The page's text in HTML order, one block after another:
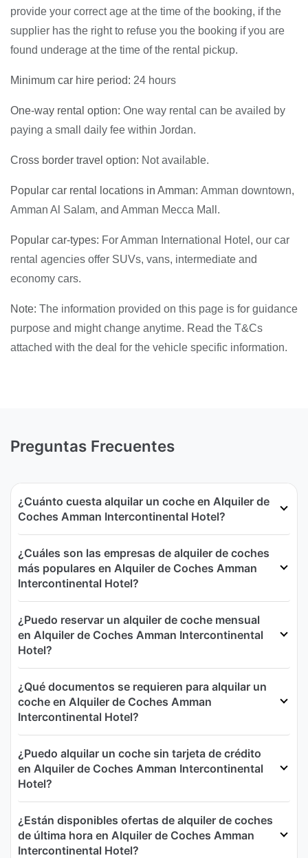
provide your correct age at the time of the booking, if the
supplier has the right to refuse you the booking if you are
found underage at the time of the rental pickup.
Minimum car hire period: 24 hours
One-way rental option: One way rental can be availed by
paying a small daily fee within Jordan.
Cross border travel option: Not available.
Popular car rental locations in Amman: Amman downtown,
Amman Al Salam, and Amman Mecca Mall.
Popular car-types: For Amman International Hotel, our car
rental agencies offer SUVs, vans, intermediate and
economy cars.
Note: The information provided on this page is for guidance
purpose and might change anytime. Read the T&Cs
attached with the deal for the vehicle specific information.
Preguntas Frecuentes
¿Cuánto cuesta alquilar un coche en Alquiler de
Coches Amman Intercontinental Hotel?
¿Cuáles son las empresas de alquiler de coches
más populares en Alquiler de Coches Amman
Intercontinental Hotel?
¿Puedo reservar un alquiler de coche mensual
en Alquiler de Coches Amman Intercontinental
Hotel?
¿Qué documentos se requieren para alquilar un
coche en Alquiler de Coches Amman
Intercontinental Hotel?
¿Puedo alquilar un coche sin tarjeta de crédito
en Alquiler de Coches Amman Intercontinental
Hotel?
¿Están disponibles ofertas de alquiler de coches
de última hora en Alquiler de Coches Amman
Intercontinental Hotel?